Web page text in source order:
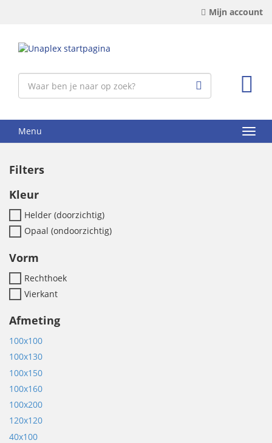
Mijn account
Menu
Filters
Kleur
Helder (doorzichtig)
Opaal (ondoorzichtig)
Vorm
Rechthoek
Vierkant
Afmeting
100x100
100x130
100x150
100x160
100x200
120x120
40x100